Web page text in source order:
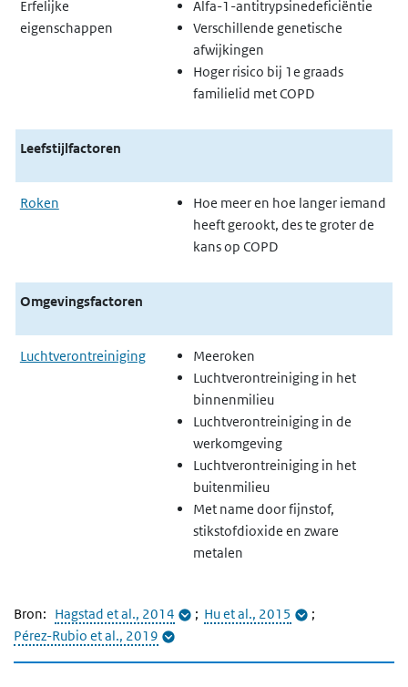
Erfelijke
eigenschappen
Alfa-1-antitrypsinedeficiëntie
Verschillende genetische
afwijkingen
Hoger risico bij 1e graads
familielid met COPD
Leefstijlfactoren
Roken
Hoe meer en hoe langer iemand
heeft gerookt, des te groter de
kans op COPD
Omgevingsfactoren
Luchtverontreiniging
Meeroken
Luchtverontreiniging in het
binnenmilieu
Luchtverontreiniging in de
werkomgeving
Luchtverontreiniging in het
buitenmilieu
Met name door fijnstof,
stikstofdioxide en zware
metalen
Bron: Hagstad et al., 2014 ; Hu et al., 2015
;
Pérez-Rubio et al., 2019